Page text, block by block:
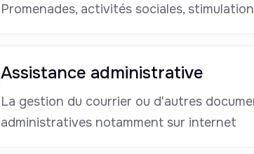
Promenades, activités sociales,
Assistance administrative
La gestion du courrier ou d'autres
administratives notamment sur internet